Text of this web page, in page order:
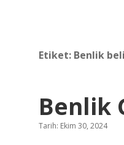
Etiket: Benlik
Benlik
Tarih: Ekim 30, 2024